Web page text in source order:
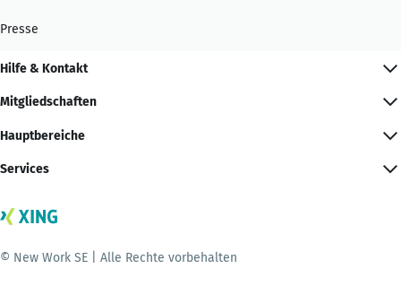
Presse
Hilfe & Kontakt
Mitgliedschaften
Hauptbereiche
Services
© New Work SE | Alle Rechte vorbehalten